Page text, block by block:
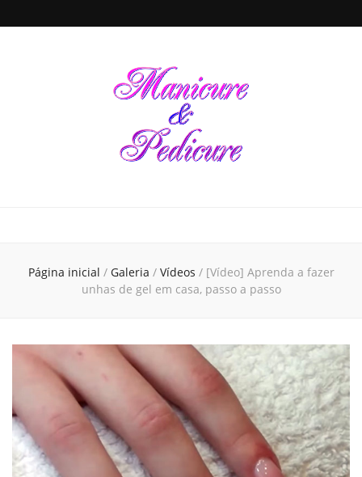
Página inicial / Galeria / Vídeos / [Vídeo] Aprenda a fazer
unhas de gel em casa, passo a passo